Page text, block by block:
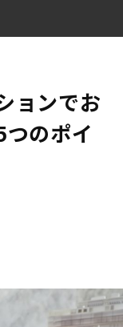
の魅力
ポイント
ョンでお
のポイ